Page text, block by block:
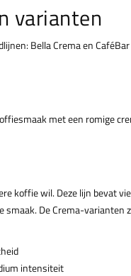
varianten
Bella Crema en
met een romige
koffie wil. Deze lijn bevat
De Crema-
intensiteit